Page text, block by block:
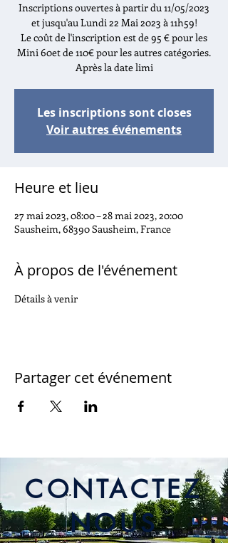
Inscriptions ouvertes à partir du 11/05/2023
et jusqu'au Lundi 22 Mai 2023 à 11h59!
Le coût de l'inscription est de 95 € pour les
Mini 60et de 110€ pour les autres catégories.
Après la date limi
Les inscriptions sont closes
Voir autres événements
Heure et lieu
27 mai 2023, 08:00 – 28 mai 2023, 20:00
Sausheim, 68390 Sausheim, France
À propos de l'événement
Détails à venir
Partager cet événement
CONTACTEZ
NOUS